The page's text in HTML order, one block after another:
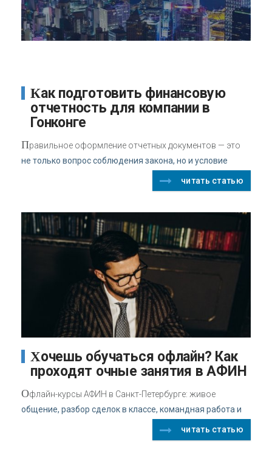
Как подготовить финансовую
отчетность для компании в
Гонконге
Правильное оформление отчетных документов — это
не только вопрос соблюдения закона, но и условие
читать статью
Хочешь обучаться офлайн? Как
проходят очные занятия в АФИН
Офлайн-курсы АФИН в Санкт-Петербурге: живое
общение, разбор сделок в классе, командная работа и
читать статью